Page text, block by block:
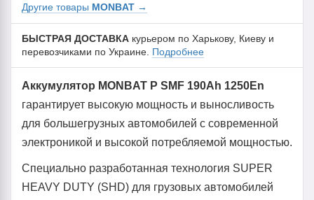
Другие товары MONBAT →
БЫСТРАЯ ДОСТАВКА курьером по Харькову, Киеву и
перевозчиками по Украине. Подробнее
Аккумулятор MONBAT P SMF 190Ah 1250En
гарантирует высокую мощность и выносливость
для большегрузных автомобилей с современной
электроникой и высокой потребляемой мощностью.
Специально разработанная технология SUPER
HEAVY DUTY (SHD) для грузовых автомобилей